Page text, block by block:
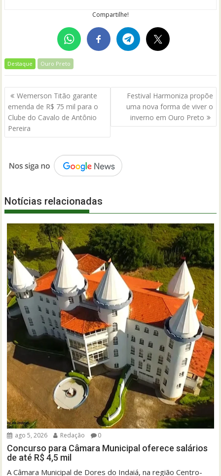
Compartilhe!
Destaque Ouro Preto
Navegação
de
Post
Wemerson Titão garante
emenda de R$ 75 mil para o
Clube do Cavalo de Antônio
Pereira
Festival Harmoniza propõe
uma nova forma de viver o
inverno em Ouro Preto
Notícias relacionadas
ago 5, 2026 Redação 0
Concurso para Câmara Municipal oferece salários
de até R$ 4,5 mil
A Câmara Municipal de Dores do Indaiá, na região Centro-